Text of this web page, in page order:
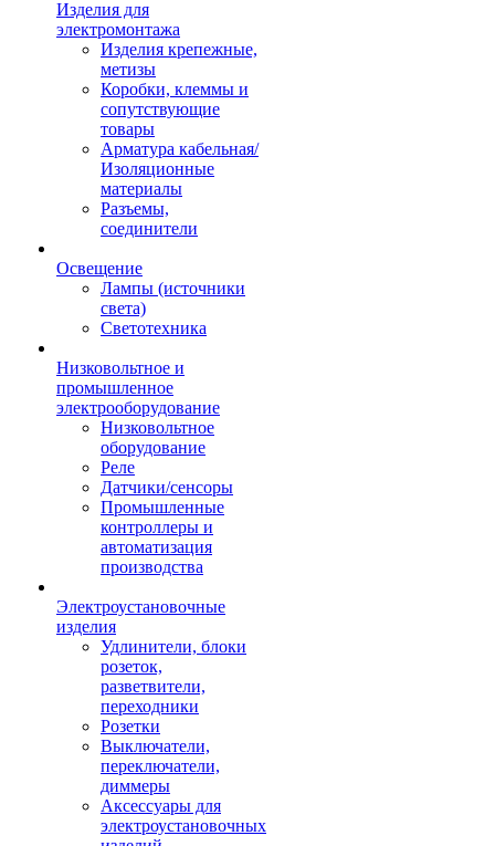
Изделия для
электромонтажа
Изделия крепежные,
метизы
Коробки, клеммы и
сопутствующие
товары
Арматура кабельная/
Изоляционные
материалы
Разъемы,
соединители
Освещение
Лампы (источники
света)
Светотехника
Низковольтное и
промышленное
электрооборудование
Низковольтное
оборудование
Реле
Датчики/сенсоры
Промышленные
контроллеры и
автоматизация
производства
Электроустановочные
изделия
Удлинители, блоки
розеток,
разветвители,
переходники
Розетки
Выключатели,
переключатели,
диммеры
Аксессуары для
электроустановочных